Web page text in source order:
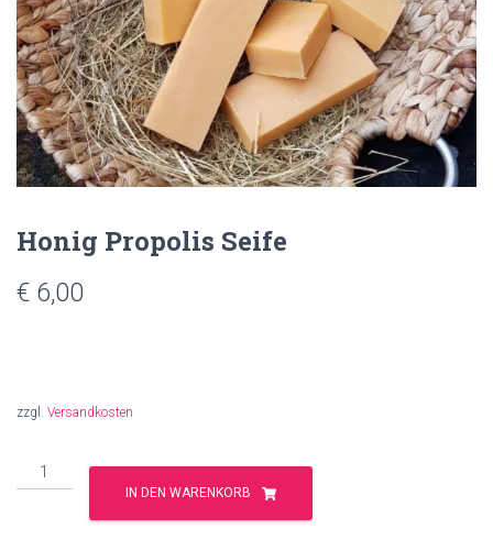
Honig Propolis Seife
€ 6,00
zzgl. Versandkosten
Honig
Propolis
IN DEN WARENKORB